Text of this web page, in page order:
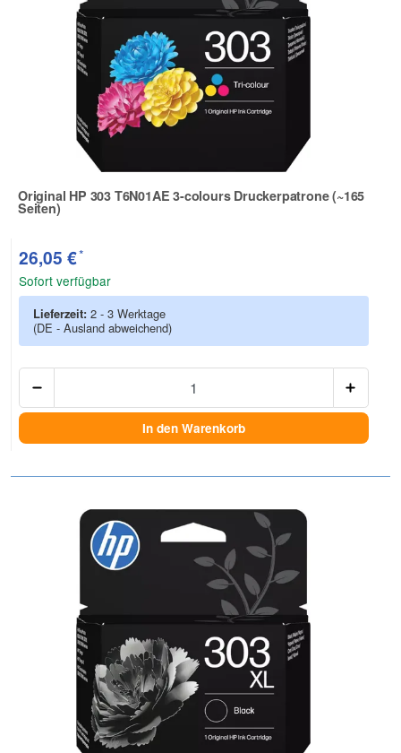
Original HP 303 T6N01AE 3-colours Druckerpatrone (~165
Seiten)
Zur Artikelbewertung
26,05 €*
Sofort verfügbar
Lieferzeit: 2 - 3 Werktage
(DE - Ausland abweichend)
In den Warenkorb